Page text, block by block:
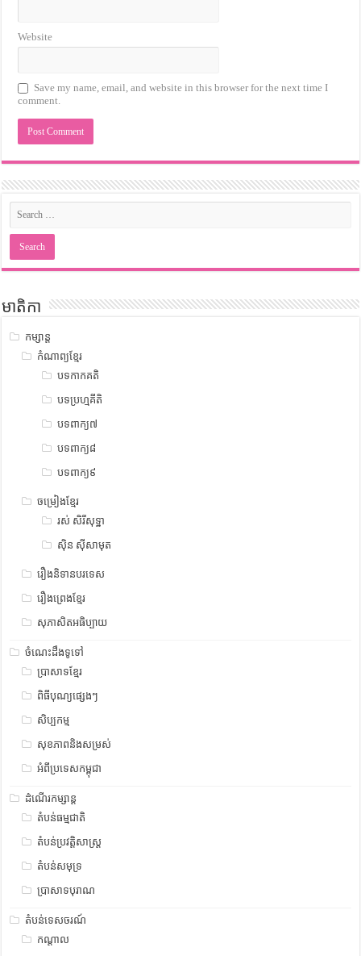
Website
Save my name, email, and website in this browser for the next time I
comment.
មាតិកា
កម្សាន្ត
កំណាព្យខ្មែរ
បទកាកគតិ
បទប្រហ្មគីតិ
បទពាក្យ៧
បទពាក្យ៨
បទពាក្យ៩
ចម្រៀងខ្មែរ
រស់ សិរីសុទ្ឋា
ស៊ិន ស៊ីសាមុត
រឿងនិទានបរទេស
រឿងព្រេងខ្មែរ
សុភាសិតអធិប្បាយ
ចំណេះដឹងទូទៅ
ប្រាសាទខ្មែរ
ពិធីបុណ្យផ្សេងៗ
សិប្បកម្ម
សុខភាពនិងសម្រស់
អំពីប្រទេសកម្ពុជា
ដំណើរកម្សាន្ត
តំបន់ធម្មជាតិ
តំបន់ប្រវត្តិសាស្រ្ត
តំបន់សមុទ្រ
ប្រាសាទបុរាណ
តំបន់ទេសចរណ៍
កណ្តាល